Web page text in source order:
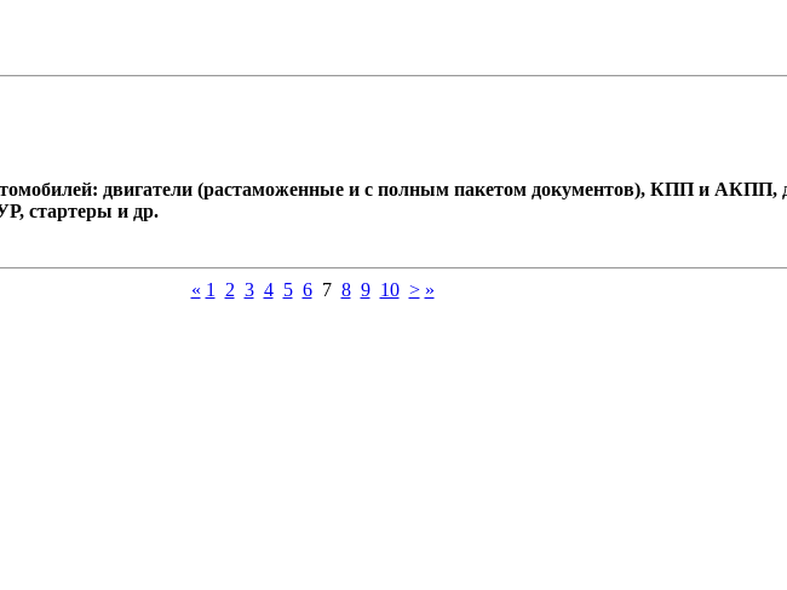
двигатели (растаможенные и с полным пакетом документов), КПП и АКПП,
стартеры и др.
« 1 2 3 4 5 6 7 8 9 10 > »